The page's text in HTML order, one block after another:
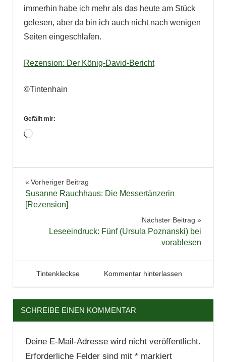
immerhin habe ich mehr als das heute am Stück
gelesen, aber da bin ich auch nicht nach wenigen
Seiten eingeschlafen.
Rezension: Der König-David-Bericht
©Tintenhain
Gefällt mir:
Wird
Beitragsnavigation
Vorheriger Beitrag
Susanne Rauchhaus: Die Messertänzerin
[Rezension]
Nächster Beitrag
Leseeindruck: Fünf (Ursula Poznanski) bei
vorablesen
3. Januar 2012
Tintenhain
Tintenkleckse Kommentar hinterlassen
SCHREIBE EINEN KOMMENTAR
Deine E-Mail-Adresse wird nicht veröffentlicht.
Erforderliche Felder sind mit *markiert